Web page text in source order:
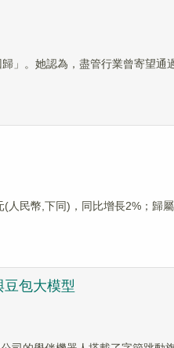
」。她認為，盡管行業曾寄望通
人民幣,下同)，同比增長2%；歸
包大模型​